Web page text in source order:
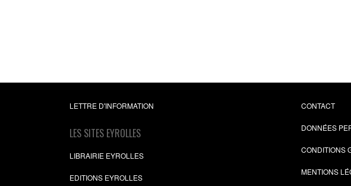
LETTRE D'INFORMATION
LES SITES EYROLLES
LIBRAIRIE EYROLLES
EDITIONS EYROLLES
CONTACT
DONNÉES
CONDITIONS
MENTIONS